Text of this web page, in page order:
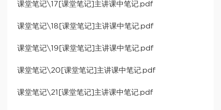
课堂笔记\17[课堂笔记]主讲课中笔记.pdf
课堂笔记\18[课堂笔记]主讲课中笔记.pdf
课堂笔记\19[课堂笔记]主讲课中笔记.pdf
课堂笔记\20[课堂笔记]主讲课中笔记.pdf
课堂笔记\21[课堂笔记]主讲课中笔记.pdf